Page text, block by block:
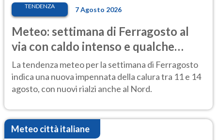
TENDENZA 7 Agosto 2026
Meteo: settimana di Ferragosto al
via con caldo intenso e qualche
temporale
La tendenza meteo per la settimana di Ferragosto
indica una nuova impennata della calura tra 11 e 14
agosto, con nuovi rialzi anche al Nord.
Meteo città italiane